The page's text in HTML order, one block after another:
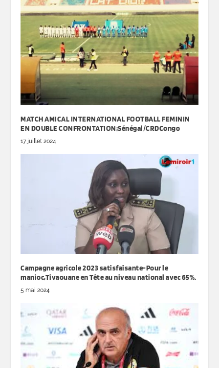
MATCH AMICAL INTERNATIONAL FOOTBALL FEMININ
EN DOUBLE CONFRONTATION;Sénégal/CRDCongo
17 juillet 2024
Campagne agricole 2023 satisfaisante-Pour le
manioc,Tivaouane en Tête au niveau national avec 65%.
5 mai 2024